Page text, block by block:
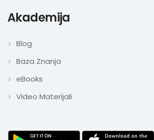
Akademija
Blog
Baza Znanja
eBooks
Video Materijali